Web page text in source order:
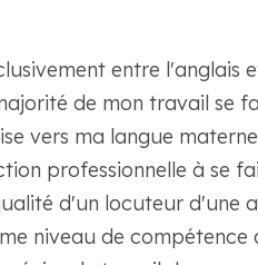
entre l'anglais
de mon travail se
vers ma langue
professionnelle à se
d'un locuteur d'une
niveau de compétence